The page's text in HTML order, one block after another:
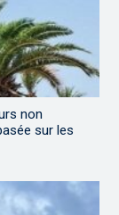
non
sur les